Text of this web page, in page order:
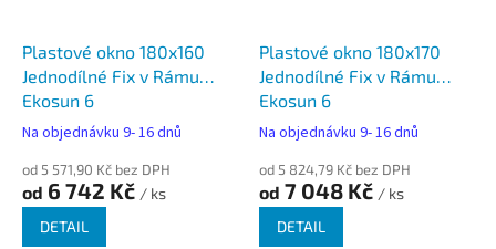
Plastové okno 180x160
Jednodílné Fix v Rámu
Ekosun 6
Na objednávku 9- 16 dnů
od 5 571,90 Kč bez DPH
od 6 742 Kč / ks
DETAIL
Plastové okno 180x170
Jednodílné Fix v Rámu
Ekosun 6
Na objednávku 9- 16 dnů
od 5 824,79 Kč bez DPH
od 7 048 Kč / ks
DETAIL